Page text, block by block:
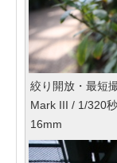
絞り開放・最短
Mark III / 1/320
16mm